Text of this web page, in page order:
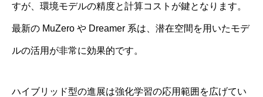
すが、環境モデルの精度と計算コストが鍵となります。
最新の MuZero や Dreamer 系は、潜在空間を用いたモデ
ルの活用が非常に効果的です。
ハイブリッド型の進展は強化学習の応用範囲を広げてい